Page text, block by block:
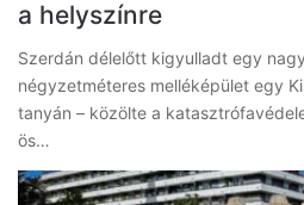
a helyszínre
Szerdán délelőtt kigyulladt egy
négyzetméteres melléképület egy
tanyán – közölte a
ös…